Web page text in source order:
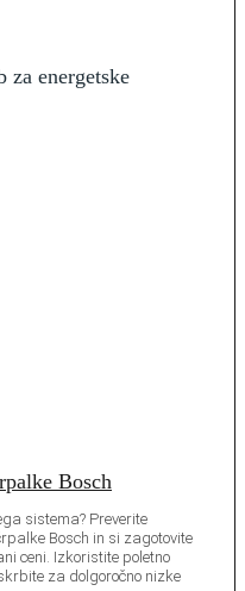
Bosch
sistema? Preverite
Bosch in si zagotovite
ceni. Izkoristite poletno
za dolgoročno nizke